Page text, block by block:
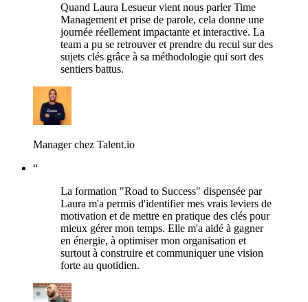
Quand Laura Lesueur vient nous parler Time
Management et prise de parole, cela donne une
journée réellement impactante et interactive. La
team a pu se retrouver et prendre du recul sur des
sujets clés grâce à sa méthodologie qui sort des
sentiers battus.
Manager chez Talent.io
“
La formation "Road to Success" dispensée par
Laura m'a permis d'identifier mes vrais leviers de
motivation et de mettre en pratique des clés pour
mieux gérer mon temps. Elle m'a aidé à gagner
en énergie, à optimiser mon organisation et
surtout à construire et communiquer une vision
forte au quotidien.